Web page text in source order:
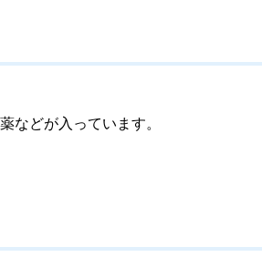
などが入っています。